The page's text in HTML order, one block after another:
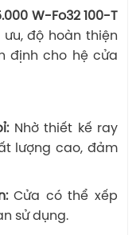
W-Fo32 100-T
độ hoàn thiện
định cho hệ cửa
Nhờ thiết kế ray
lượng cao, đảm
Cửa có thể xếp
sử dụng.